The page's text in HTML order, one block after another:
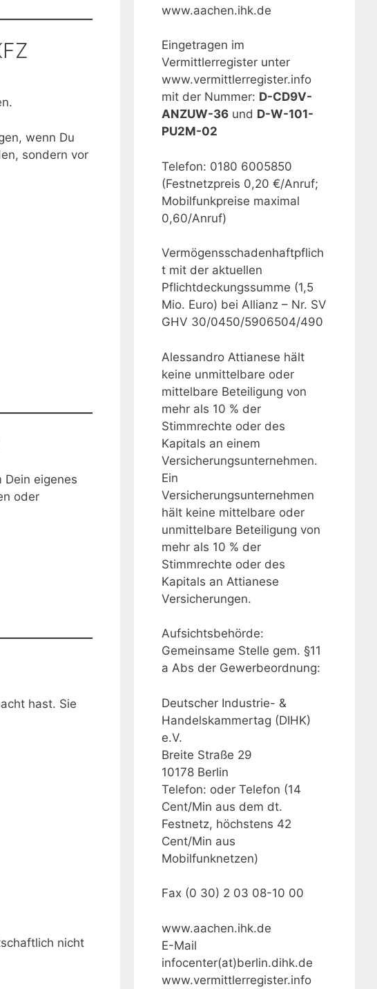
wenn Du
sondern vor
Dein eigenes
oder
hast. Sie
nicht
www.aachen.ihk.de
Eingetragen im
Vermittlerregister unter
www.vermittlerregister.info
mit der Nummer: D-CD9V-
ANZUW-36 und D-W-101-
PU2M-02
Telefon: 0180 6005850
(Festnetzpreis 0,20 €/Anruf;
Mobilfunkpreise maximal
0,60/Anruf)
Vermögensschadenhaftpflich
t mit der aktuellen
Pflichtdeckungssumme (1,5
Mio. Euro) bei Allianz – Nr. SV
GHV 30/0450/5906504/490
Alessandro Attianese hält
keine unmittelbare oder
mittelbare Beteiligung von
mehr als 10 % der
Stimmrechte oder des
Kapitals an einem
Versicherungsunternehmen.
Ein
Versicherungsunternehmen
hält keine mittelbare oder
unmittelbare Beteiligung von
mehr als 10 % der
Stimmrechte oder des
Kapitals an Attianese
Versicherungen.
Aufsichtsbehörde:
Gemeinsame Stelle gem. §11
a Abs der Gewerbeordnung:
Deutscher Industrie- &
Handelskammertag (DIHK)
e.V.
Breite Straße 29
10178 Berlin
Telefon: oder Telefon (14
Cent/Min aus dem dt.
Festnetz, höchstens 42
Cent/Min aus
Mobilfunknetzen)
Fax (0 30) 2 03 08-10 00
www.aachen.ihk.de
E-Mail
infocenter(at)berlin.dihk.de
www.vermittlerregister.info